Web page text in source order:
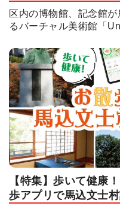
区内の博物館、記念館
るバーチャル美術館「
【特集】歩いて健康
歩アプリで馬込文士